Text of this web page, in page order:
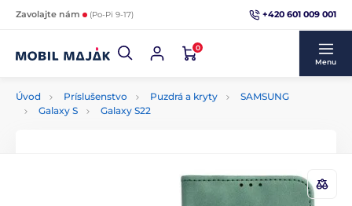
Zavolajte nám (Po-Pi 9-17) +420 601 009 001
0
Menu
Úvod Príslušenstvo Puzdrá a kryty
SAMSUNG
Galaxy S
Galaxy S22